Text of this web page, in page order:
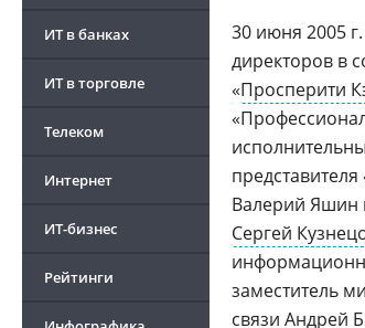
ИТ в банках
ИТ в торговле
Телеком
Интернет
ИТ-бизнес
Рейтинги
30 июня 2005
директоров в
«Просперити
Валерий Яшин
Сергей
заместитель
связи Андрей